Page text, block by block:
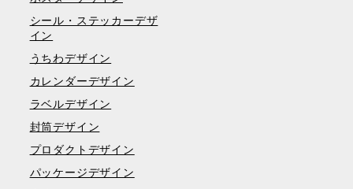
シール・ステッカーデザ
イン
うちわデザイン
カレンダーデザイン
ラベルデザイン
封筒デザイン
プロダクトデザイン
パッケージデザイン